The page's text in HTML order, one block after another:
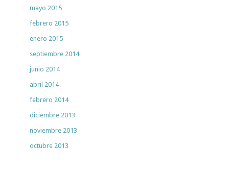
mayo 2015
febrero 2015
enero 2015
septiembre 2014
junio 2014
abril 2014
febrero 2014
diciembre 2013
noviembre 2013
octubre 2013